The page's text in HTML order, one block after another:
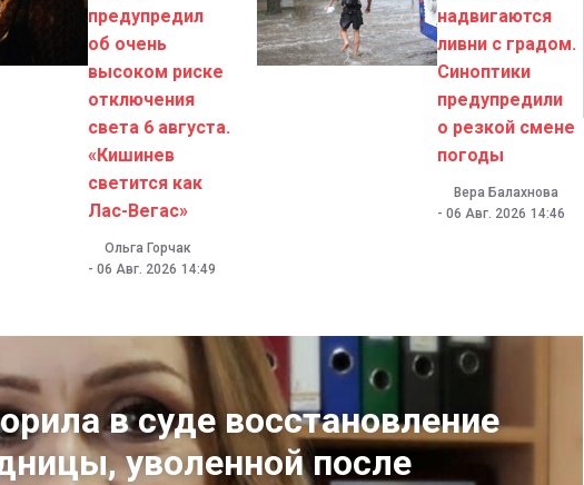
предупредил
об очень
высоком риске
отключения
света 6 августа.
«Кишинев
светится как
Лас-Вегас»
Ольга Горчак
- 06 Авг. 2026 14:49
надвигаются
ливни с градом.
Синоптики
предупредили
о резкой смене
погоды
Вера Балахнова
- 06 Авг. 2026 14:46
в суде восстановление
уволенной после